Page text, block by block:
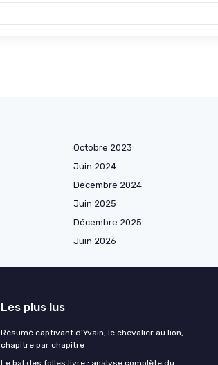
Octobre 2023
Juin 2024
Décembre 2024
Juin 2025
Décembre 2025
Juin 2026
Les plus lus
Résumé captivant d'Yvain, le chevalier au lion,
chapitre par chapitre